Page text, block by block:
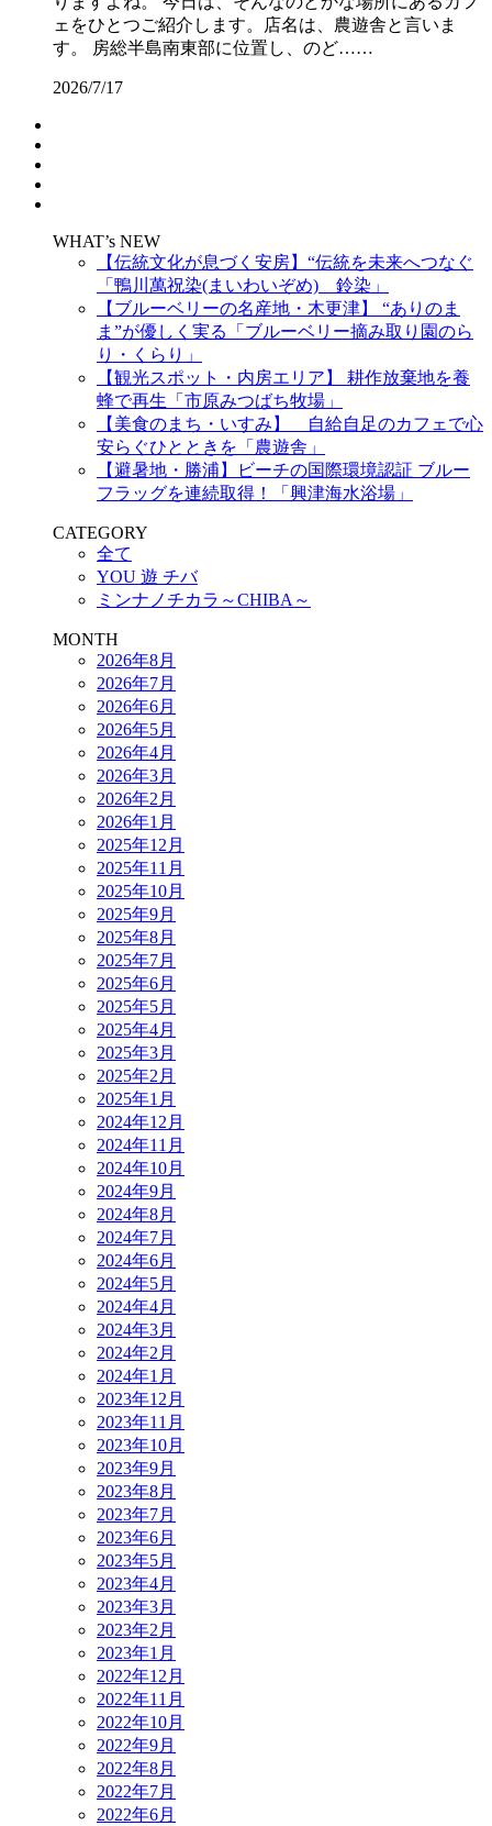
ェをひとつご紹介します。店名は、農遊舎と言いま
す。 房総半島南東部に位置し、のど……
2026/7/17
WHAT’s NEW
【伝統文化が息づく安房】“伝統を未来へつなぐ
「鴨川萬祝染(まいわいぞめ) 鈴染」
【ブルーベリーの名産地・木更津】 “ありのま
ま”が優しく実る「ブルーベリー摘み取り園のら
り・くらり」
【観光スポット・内房エリア】 耕作放棄地を養
蜂で再生「市原みつばち牧場」
【美食のまち・いすみ】 自給自足のカフェで心
安らぐひとときを「農遊舎」
【避暑地・勝浦】ビーチの国際環境認証 ブルー
フラッグを連続取得！「興津海水浴場」
CATEGORY
全て
YOU 遊 チバ
ミンナノチカラ～CHIBA～
MONTH
2026年8月
2026年7月
2026年6月
2026年5月
2026年4月
2026年3月
2026年2月
2026年1月
2025年12月
2025年11月
2025年10月
2025年9月
2025年8月
2025年7月
2025年6月
2025年5月
2025年4月
2025年3月
2025年2月
2025年1月
2024年12月
2024年11月
2024年10月
2024年9月
2024年8月
2024年7月
2024年6月
2024年5月
2024年4月
2024年3月
2024年2月
2024年1月
2023年12月
2023年11月
2023年10月
2023年9月
2023年8月
2023年7月
2023年6月
2023年5月
2023年4月
2023年3月
2023年2月
2023年1月
2022年12月
2022年11月
2022年10月
2022年9月
2022年8月
2022年7月
2022年6月